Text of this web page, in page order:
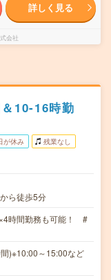
詳しく見る
会社
10-16時勤
が休み 残業なし
ら徒歩5分
時間勤務も可能！ #
)※10:00～15:00など